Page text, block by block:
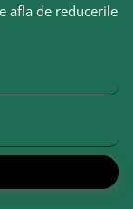
afla de reducerile